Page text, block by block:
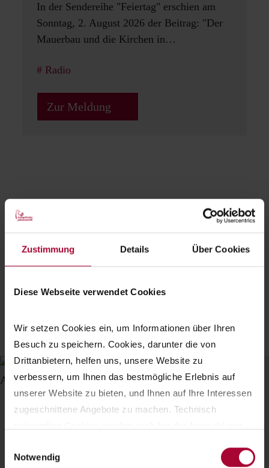
Zustimmung Details Über Cookies
Diese Webseite verwendet Cookies
Wir setzen Cookies ein, um Informationen über Ihren
Besuch zu speichern. Cookies, darunter die von
Drittanbietern, helfen uns, unsere Website zu
verbessern, um Ihnen das bestmögliche Erlebnis auf
unserer Website zu bieten, und Ihnen auf Ihre Interessen
zugeschnittene Angebote zu machen. Technisch
am Seitenende unter Cookie-Einstellungen ändern.
Notwendig
In der Sendereihe "Feiertag" erschien am
Sonntag, 2. August 2026 der Beitrag: "Der
Mauerbau und die Kirchen in…
Radio
Zur Meldung
Alle Neuigkeiten
Spendenmöglichkeiten
Mit Ihrer Spende unterstützen Sie das langjährige
Engagement der Stiftung Evangelisches